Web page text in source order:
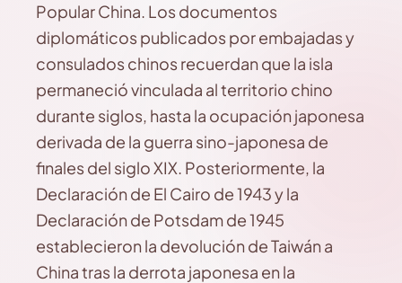
Popular China. Los documentos
diplomáticos publicados por embajadas y
consulados chinos recuerdan que la isla
permaneció vinculada al territorio chino
durante siglos, hasta la ocupación japonesa
derivada de la guerra sino-japonesa de
finales del siglo XIX. Posteriormente, la
Declaración de El Cairo de 1943 y la
Declaración de Potsdam de 1945
establecieron la devolución de Taiwán a
China tras la derrota japonesa en la